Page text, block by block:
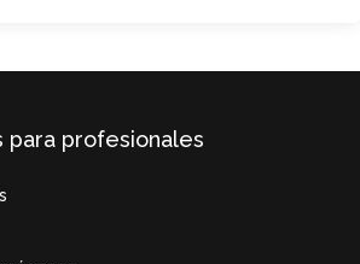
para profesionales